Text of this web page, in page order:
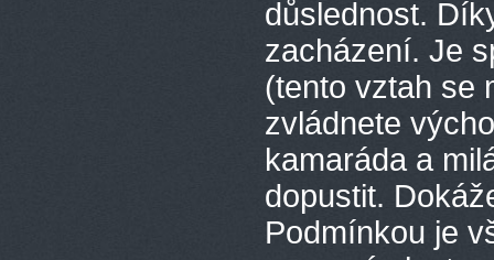
důslednost.
zacházení. Je
(tento vztah se
zvládnete
kamaráda a
dopustit.
Podmínkou je